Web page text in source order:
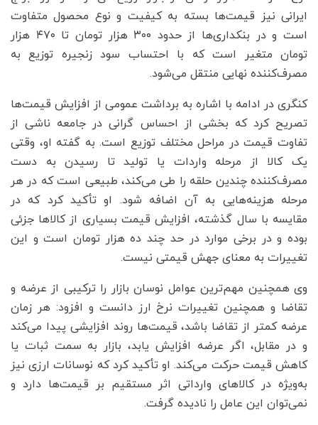
ایرانی نیز قیمت‌ها بسته به کیفیت و نوع محصول متفاوت
است و در بنکداری‌ها از حدود ۳۰۰ هزار تومان تا ۴۷۰ هزار
تومان متغیر است که با احتساب سود زنجیره توزیع به
مصرف‌کننده نهایی منتقل می‌شود.
کنگری در ادامه با اشاره به برداشت عمومی از افزایش قیمت‌ها
تصریح کرد که بخشی از احساس گرانی در جامعه ناشی از
تفاوت قیمت در مراحل مختلف توزیع است. به گفته او، وقتی
یک کالا از مرحله واردات یا تولید تا رسیدن به دست
مصرف‌کننده چندین حلقه را طی می‌کند، طبیعی است که در هر
مرحله هزینه‌هایی به آن اضافه شود. او تأکید کرد که در
مقایسه با سال گذشته، افزایش قیمت بسیاری از کالاها جزئی
بوده و در برخی موارد در حد چند ده هزار تومان است و این
تغییرات به معنای جهش قیمتی نیست.
وی همچنین مهم‌ترین عوامل نوسان بازار را ترکیبی از عرضه و
تقاضا و همچنین تغییرات نرخ ارز دانست و افزود: هر زمان
عرضه کمتر از تقاضا باشد، قیمت‌ها روند افزایشی پیدا می‌کند
و در مقابل، اگر عرضه افزایش یابد، بازار به سمت ثبات یا
کاهش قیمت حرکت می‌کند. او تأکید کرد که نوسانات ارزی نیز
به‌ویژه در کالاهای وارداتی اثر مستقیم بر قیمت‌ها دارد و
نمی‌توان این عامل را نادیده گرفت.